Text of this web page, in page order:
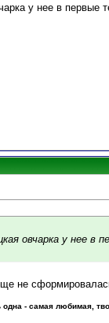
у нее в первые
овчарка у нее в
не
одна - самая любимая,